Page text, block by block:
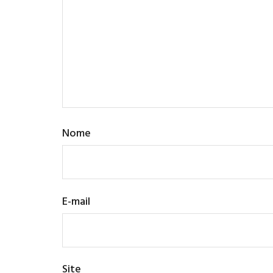
Nome
E-mail
Site